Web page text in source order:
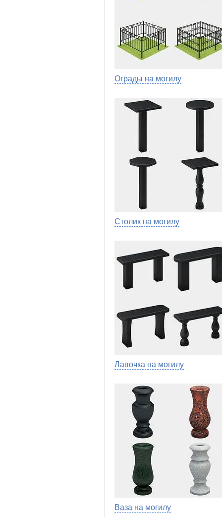
Ограды на могилу
Столик на могилу
Лавочка на могилу
Ваза на могилу